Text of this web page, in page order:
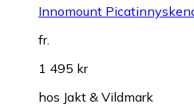
Innomount
fr.
1 495 kr
hos Jakt & Vildmark